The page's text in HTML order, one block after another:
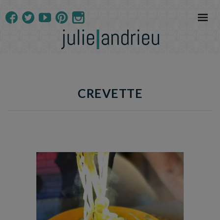
CREVETTE
Temps de préparation : 40 min
Temps de cuisson : 25 min